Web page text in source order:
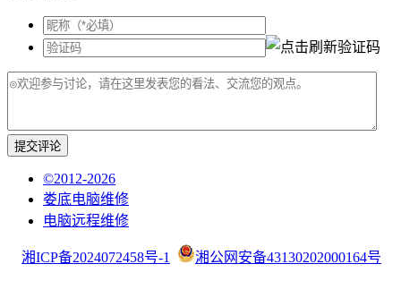
提交评论
©2012-2026
娄底电脑维修
电脑远程维修
湘ICP备2024072458号-1 湘公网安备43130202000164号